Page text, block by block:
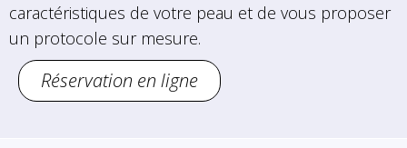
caractéristiques de votre peau et de vous proposer
un protocole sur mesure.
Réservation en ligne